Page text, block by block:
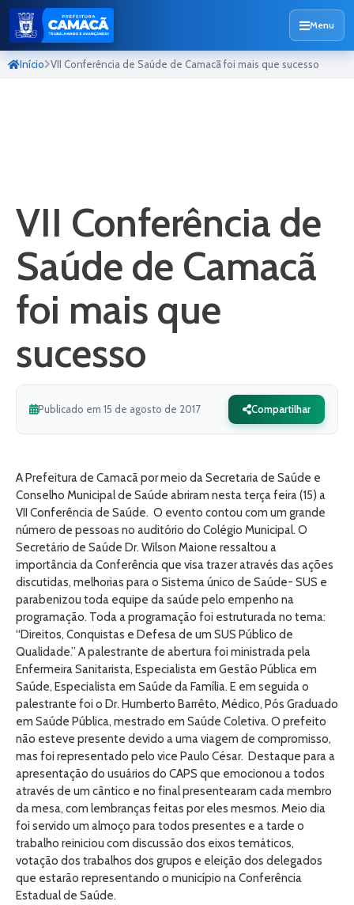
Menu
Início VII Conferência de Saúde de Camacã foi mais que sucesso
VII Conferência de
Saúde de Camacã
foi mais que
sucesso
Publicado em 15 de agosto de 2017 Compartilhar
A Prefeitura de Camacã por meio da Secretaria de Saúde e
Conselho Municipal de Saúde abriram nesta terça feira (15) a
VII Conferência de Saúde. O evento contou com um grande
número de pessoas no auditório do Colégio Municipal. O
Secretário de Saúde Dr. Wilson Maione ressaltou a
importância da Conferência que visa trazer através das ações
discutidas, melhorias para o Sistema único de Saúde- SUS e
parabenizou toda equipe da saúde pelo empenho na
programação. Toda a programação foi estruturada no tema:
“Direitos, Conquistas e Defesa de um SUS Público de
Qualidade.” A palestrante de abertura foi ministrada pela
Enfermeira Sanitarista, Especialista em Gestão Pública em
Saúde, Especialista em Saúde da Família. E em seguida o
palestrante foi o Dr. Humberto Barrêto, Médico, Pós Graduado
em Saúde Pública, mestrado em Saúde Coletiva. O prefeito
não esteve presente devido a uma viagem de compromisso,
mas foi representado pelo vice Paulo César. Destaque para a
apresentação do usuários do CAPS que emocionou a todos
através de um cântico e no final presentearam cada membro
da mesa, com lembranças feitas por eles mesmos. Meio dia
foi servido um almoço para todos presentes e a tarde o
trabalho reiniciou com discussão dos eixos temáticos,
votação dos trabalhos dos grupos e eleição dos delegados
que estarão representando o município na Conferência
Estadual de Saúde.